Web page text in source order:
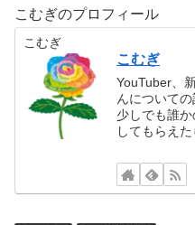
こむぎのプロフィール
こむぎ
こむぎ
YouTuber、
んについての
少しでも誰
してもらえた